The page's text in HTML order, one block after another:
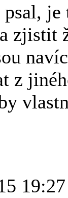
je
zjistit
z
19:27